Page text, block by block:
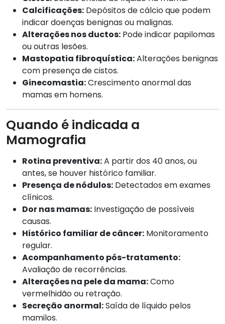
Calcificações: Depósitos de cálcio que podem
indicar doenças benignas ou malignas.
Alterações nos ductos: Pode indicar papilomas
ou outras lesões.
Mastopatia fibroquística:Alterações benignas
com presença de cistos.
Ginecomastia:Crescimento anormal das
mamas em homens.
Quando é indicada a
Mamografia
Rotina preventiva:A partir dos 40 anos, ou
antes, se houver histórico familiar.
Presença de nódulos: Detectados em exames
clínicos.
Dor nas mamas: Investigação de possíveis
causas.
Histórico familiar de câncer: Monitoramento
regular.
Acompanhamento pós-tratamento:
Avaliação de recorrências.
Alterações na pele da mama:Como
vermelhidão ou retração.
Secreção anormal:Saída de líquido pelos
mamilos.